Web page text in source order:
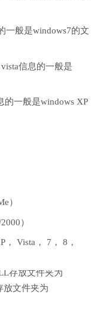
一般是windows7的文
信息的一般是
一般是windows XP
）
）
， Vista， 7， 8，
存放文件夹为
放文件夹为